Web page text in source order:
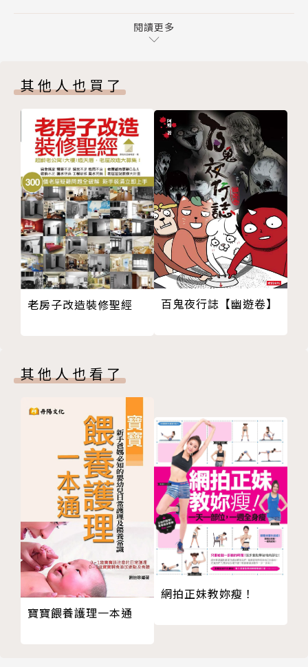
犢不死你獎
吃的真相
廚房裡的中醫師
行動綠生活：新良食運動
舒芙蕾人生
吃品味
文學的滋味
不良主婦之愛情食療
浪肺時間的日子
眼光犢具獎
台灣軟體產業的失落十年
大數據
三星內幕
「午夜巴黎」計畫．第二彈
三國演義
「探險與旅行經典文庫」（馬可孛羅）
寶貝，你們好嗎？
遠離非洲
周刊巴爾幹
自我可犢性獎
不愛為何不早說
秘密I：解放
閱讀更多
其他人也買了
老房子改造裝修聖經 百鬼夜行誌【幽遊卷】
其他人也看了
寶寶餵養護理一本通
網拍正妹教妳瘦！